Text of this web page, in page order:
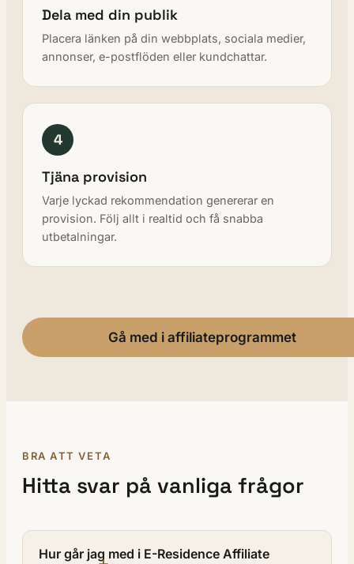
Dela med din publik
Placera länken på din webbplats, sociala medier,
annonser, e-postflöden eller kundchattar.
4
Tjäna provision
Varje lyckad rekommendation genererar en
provision. Följ allt i realtid och få snabba
utbetalningar.
Gå med i affiliateprogrammet
BRA ATT VETA
Hitta svar på vanliga frågor
Hur går jag med i E-Residence Affiliate